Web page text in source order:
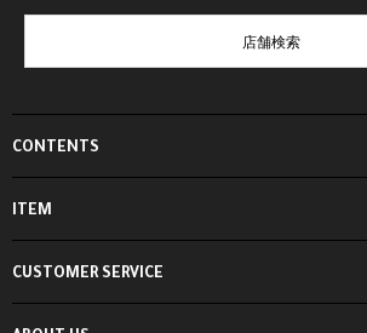
CONTENTS
ITEM
店舗検索
CUSTOMER SERVICE